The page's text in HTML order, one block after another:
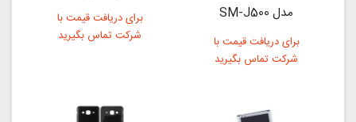
مدل SM-J500
برای دریافت قیمت با
شرکت تماس بگیرید
برای دریافت قیمت با
شرکت تماس بگیرید